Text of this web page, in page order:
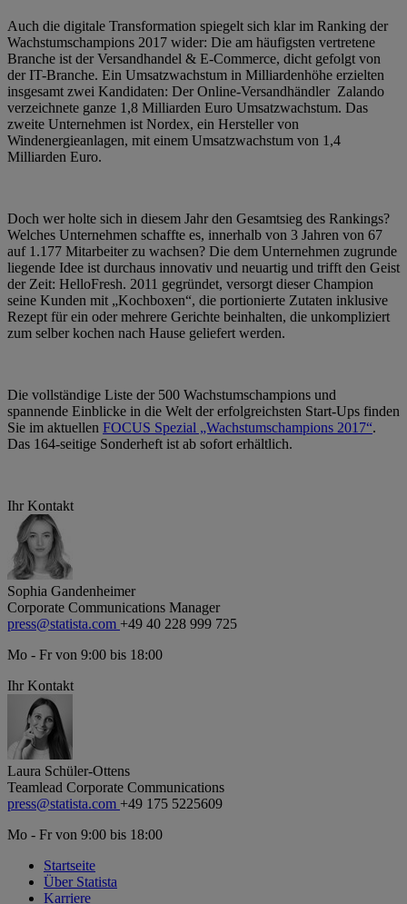
Auch die digitale Transformation spiegelt sich klar im Ranking der
Wachstumschampions 2017 wider: Die am häufigsten vertretene
Branche ist der Versandhandel & E-Commerce, dicht gefolgt von
der IT-Branche. Ein Umsatzwachstum in Milliardenhöhe erzielten
insgesamt zwei Kandidaten: Der Online-Versandhändler Zalando
verzeichnete ganze 1,8 Milliarden Euro Umsatzwachstum. Das
zweite Unternehmen ist Nordex, ein Hersteller von
Windenergieanlagen, mit einem Umsatzwachstum von 1,4
Milliarden Euro.
Doch wer holte sich in diesem Jahr den Gesamtsieg des Rankings?
Welches Unternehmen schaffte es, innerhalb von 3 Jahren von 67
auf 1.177 Mitarbeiter zu wachsen? Die dem Unternehmen zugrunde
liegende Idee ist durchaus innovativ und neuartig und trifft den Geist
der Zeit: HelloFresh. 2011 gegründet, versorgt dieser Champion
seine Kunden mit „Kochboxen“, die portionierte Zutaten inklusive
Rezept für ein oder mehrere Gerichte beinhalten, die unkompliziert
zum selber kochen nach Hause geliefert werden.
Die vollständige Liste der 500 Wachstumschampions und
spannende Einblicke in die Welt der erfolgreichsten Start-Ups finden
Sie im aktuellen FOCUS Spezial „Wachstumschampions 2017“.
Das 164-seitige Sonderheft ist ab sofort erhältlich.
Ihr Kontakt
Sophia Gandenheimer
Corporate Communications Manager
press@statista.com +49 40 228 999 725
Mo - Fr von 9:00 bis 18:00
Ihr Kontakt
Laura Schüler-Ottens
Teamlead Corporate Communications
press@statista.com +49 175 5225609
Mo - Fr von 9:00 bis 18:00
Startseite
Über Statista
Karriere